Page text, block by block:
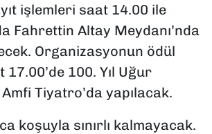
işlemleri saat 14.00 ile
Fahrettin Altay Meydanı’nda
Organizasyonun ödül
100. Yıl Uğur
Tiyatro’da yapılacak.
koşuyla sınırlı kalmayacak.